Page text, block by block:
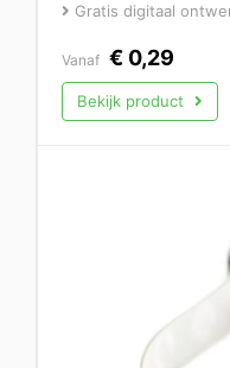
Gratis digitaal
Vanaf € 0,29
Bekijk product